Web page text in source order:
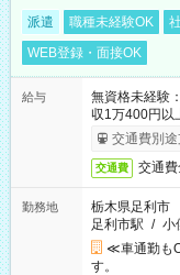
派遣 職種未経験OK
WEB登録・面接OK
給与
無資格未経
収1万400円以
交通費別途
交通費 交通費
勤務地
栃木県足利市
足利市駅 / 小
≪車通勤も
す。